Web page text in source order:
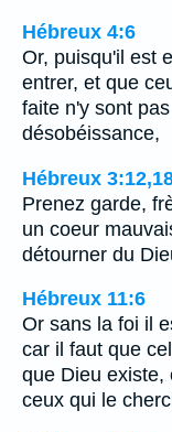
Hébreux 4:6
Or, puisqu'il est
entrer, et que
faite n'y sont
désobéissance,
Hébreux
Prenez garde,
un coeur
détourner du
Hébreux 11:6
Or sans la foi il
car il faut que
que Dieu existe,
ceux qui le